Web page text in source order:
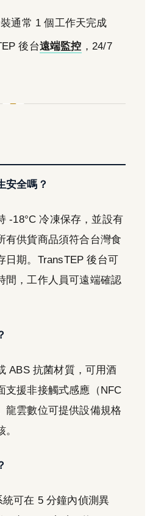
通常 1 個工作天完成
後台遠端監控 ，24/7
安全嗎？
-18°C 冷凍保存，並設有
有供貨商品須符合台灣食
日期。TransTEP 後台可
間，工作人員可遠端確認
ABS 抗菌材質，可用酒
支援非接觸式感應（NFC
龍雲數位可提供設備規格
可在 5 分鐘內偵測異